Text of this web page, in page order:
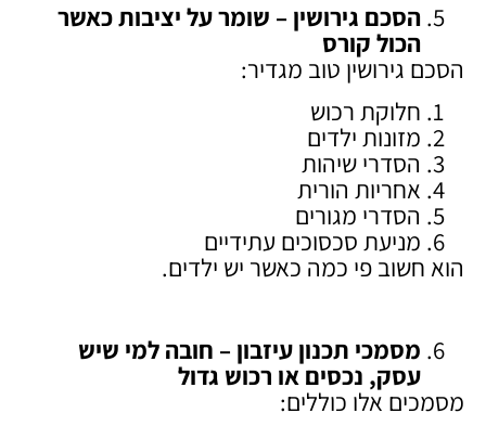
הסכם גירושין – שומר על יציבות כאשר
הכול קורס
הסכם גירושין טוב מגדיר:
חלוקת רכוש
מזונות ילדים
הסדרי שיהות
אחריות הורית
הסדרי מגורים
מניעת סכסוכים עתידיים
הוא חשוב פי כמה כאשר יש ילדים.
מסמכי תכנון עיזבון – חובה למי שיש
עסק, נכסים או רכוש גדול
מסמכים אלו כוללים: